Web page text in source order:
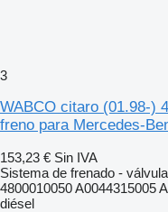
3
WABCO citaro (01.98-)
freno para Mercedes-
153,23 € Sin IVA
Sistema de frenado -
4800010050 A0044315005
diésel